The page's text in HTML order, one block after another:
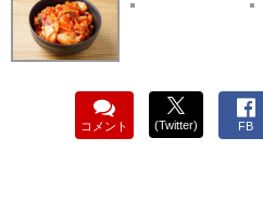
コメント (Twitter) FB